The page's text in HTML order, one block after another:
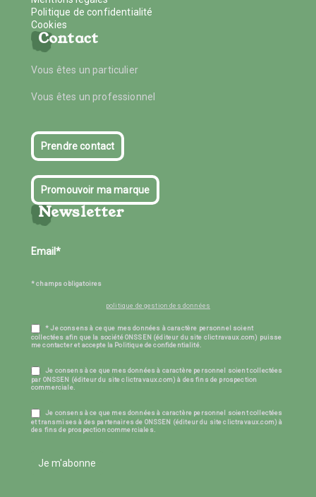
Politique de confidentialité
Cookies
Contact
Vous êtes un particulier
Vous êtes un professionnel
Prendre contact
Promouvoir ma marque
Newsletter
* champs obligatoires
politique de gestion des données
* Je consens à ce que mes données à caractère personnel soient
collectées afin que la société ONSSEN (éditeur du site clictravaux.com) puisse
me contacter et accepte la Politique de confidentialité.
Je consens à ce que mes données à caractère personnel soient collectées
par ONSSEN (éditeur du site clictravaux.com) à des fins de prospection
commerciale.
Je consens à ce que mes données à caractère personnel soient collectées
et transmises à des partenaires de ONSSEN (éditeur du site clictravaux.com) à
des fins de prospection commerciales.
Je m'abonne